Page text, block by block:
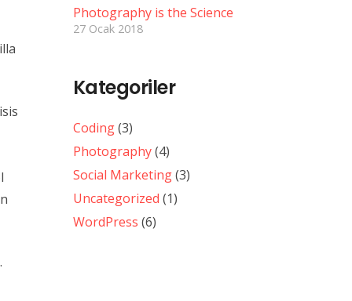
Photography is the Science
27 Ocak 2018
Kategoriler
Coding(3)
Photography(4)
Social Marketing(3)
Uncategorized (1)
WordPress (6)